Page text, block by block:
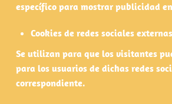
específico para mostrar publicidad
Cookies de redes sociales
Se utilizan para que los visitantes
para los usuarios de dichas redes
correspondiente.